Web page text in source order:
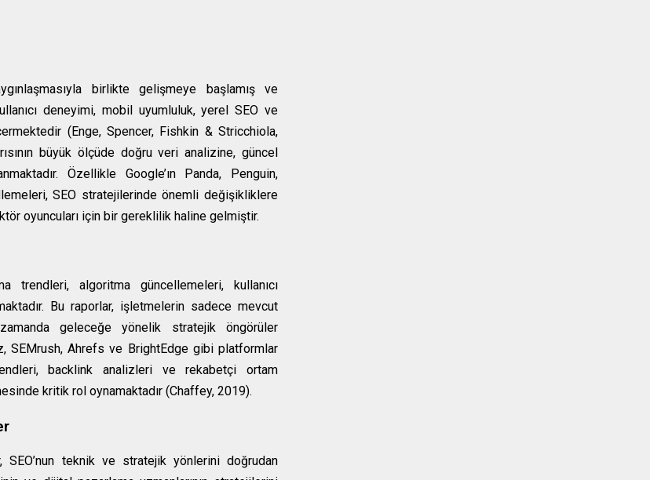
birlikte gelişmeye başlamış ve
deneyimi, mobil uyumluluk, yerel SEO ve
(Enge, Spencer, Fishkin & Stricchiola,
büyük ölçüde doğru veri analizine, güncel
Özellikle Google’ın Panda, Penguin,
SEO stratejilerinde önemli değişikliklere
oyuncuları için bir gereklilik haline gelmiştir.
trendleri, algoritma güncellemeleri, kullanıcı
Bu raporlar, işletmelerin sadece mevcut
geleceğe yönelik stratejik öngörüler
SEMrush, Ahrefs ve BrightEdge gibi platformlar
backlink analizleri ve rekabetçi ortam
kritik rol oynamaktadır (Chaffey, 2019).
SEO’nun teknik ve stratejik yönlerini doğrudan